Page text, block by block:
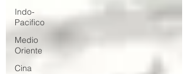
Indo-
Pacifico
Medio
Oriente
Cina